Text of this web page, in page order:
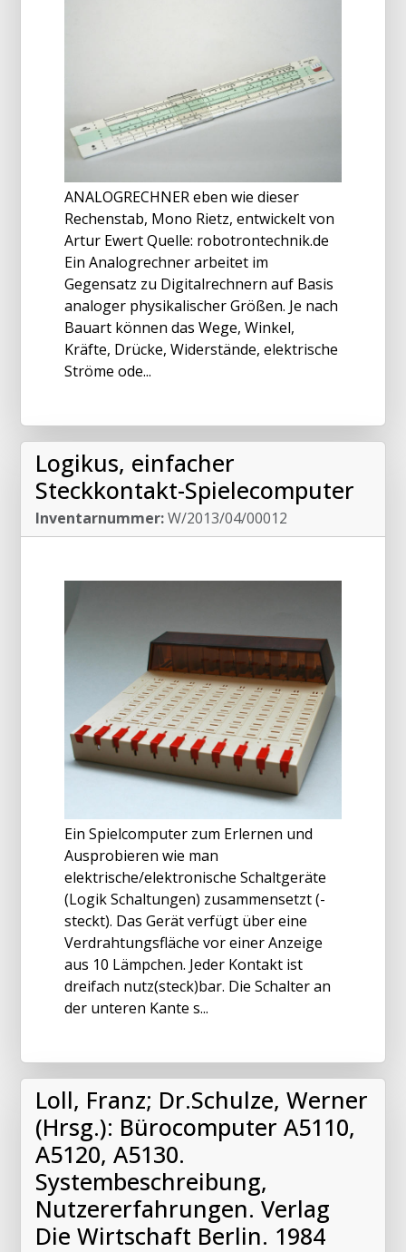
ANALOGRECHNER eben wie dieser
Rechenstab, Mono Rietz, entwickelt von
Artur Ewert Quelle: robotrontechnik.de
Ein Analogrechner arbeitet im
Gegensatz zu Digitalrechnern auf Basis
analoger physikalischer Größen. Je nach
Bauart können das Wege, Winkel,
Kräfte, Drücke, Widerstände, elektrische
Ströme ode...
Logikus, einfacher
Steckkontakt-Spielecomputer
Inventarnummer:W/2013/04/00012
Ein Spielcomputer zum Erlernen und
Ausprobieren wie man
elektrische/elektronische Schaltgeräte
(Logik Schaltungen) zusammensetzt (-
steckt). Das Gerät verfügt über eine
Verdrahtungsfläche vor einer Anzeige
aus 10 Lämpchen. Jeder Kontakt ist
dreifach nutz(steck)bar. Die Schalter an
der unteren Kante s...
Loll, Franz; Dr.Schulze, Werner
(Hrsg.): Bürocomputer A5110,
A5120, A5130.
Systembeschreibung,
Nutzererfahrungen. Verlag
Die Wirtschaft Berlin. 1984